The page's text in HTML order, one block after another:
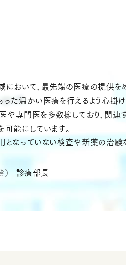
において、最先端の医療の提供を
た温かい医療を行えるよう心掛け
や専門医を多数擁しており、関
可能にしています。
となっていない検査や新薬の治験
） 診療部長